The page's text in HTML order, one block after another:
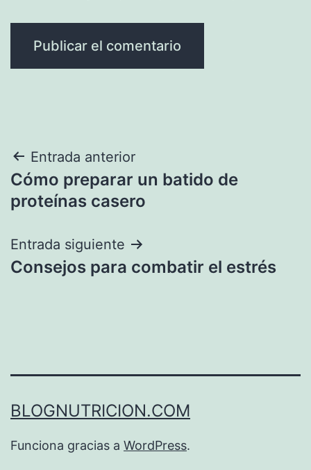
Navegación
de
Entrada anterior
Cómo preparar un batido de
proteínas casero
Entrada siguiente
Consejos para combatir el estrés
BLOGNUTRICION.COM
Funciona gracias a WordPress.